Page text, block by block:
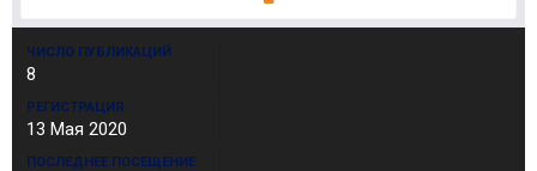
ЧИСЛО ПУБЛИКАЦИЙ
8
РЕГИСТРАЦИЯ
13 Мая 2020
ПОСЛЕДНЕЕ ПОСЕЩЕНИЕ